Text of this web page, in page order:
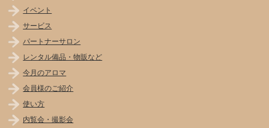
イベント
サービス
パートナーサロン
レンタル備品・物販など
今月のアロマ
会員様のご紹介
使い方
内覧会・撮影会